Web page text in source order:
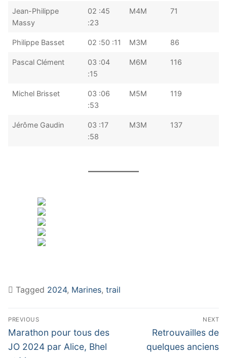
Jean-Philippe
Massy
02 :45
:23
M4M 71
Philippe Basset 02 :50 :11 M3M 86
Pascal Clément
03 :04
:15
M6M 116
Michel Brisset
03 :06
:53
M5M 119
Jérôme Gaudin
03 :17
:58
M3M 137
Tagged 2024, Marines, trail
Navigation
de
l’article
PREVIOUS
Previous
post:
Marathon pour tous des
JO 2024 par Alice, Bhel
NEXT
Next
post:
Retrouvailles de
quelques anciens